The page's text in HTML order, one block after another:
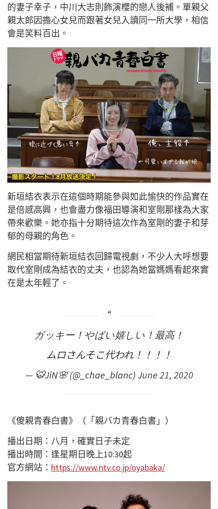
的妻子幸子，中川大志則飾演櫻的戀人後補。單親父
親太郎因擔心女兒而跟著女兒入讀同一所大學，相信
會是笑料百出。
新垣結衣表示在這個時期能參與如此愉快的作品實在
是倍感高興，也會盡力像福田導演和室剛那樣為大家
帶來歡樂。她亦指十分期待這次作為室剛的妻子和芽
郁的母親的角色。
網民相當期待新垣結衣回歸電視劇，不少人大呼想要
取代室剛成為結衣的丈夫，也認為她當媽媽看起來實
在是太年輕了。
ガッキー！やばい嬉しい！最高！
ムロさんそこ代われ！！！！
— 🐯JiN🌸 (@_chae_blanc)June 21, 2020
《傻親青春白書》（「親バカ青春白書」）
播出日期：八月，確實日子未定
播出時間：逢星期日晚上10:30起
官方網站： https://www.ntv.co.jp/oyabaka/